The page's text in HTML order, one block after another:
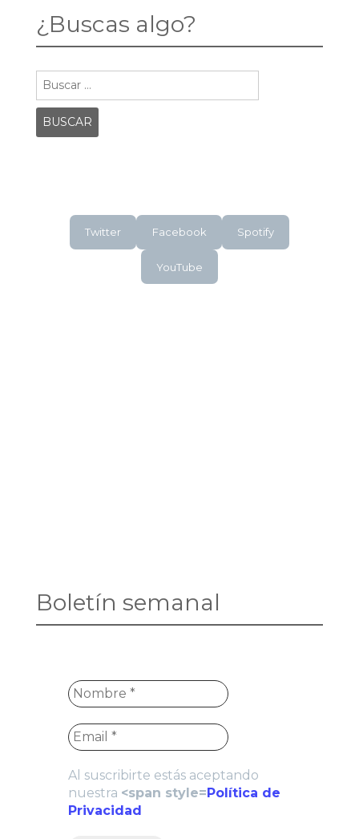
¿Buscas algo?
Twitter Facebook Spotify
YouTube
Boletín semanal
Al suscribirte estás aceptando
nuestra <span style= Política de
Privacidad